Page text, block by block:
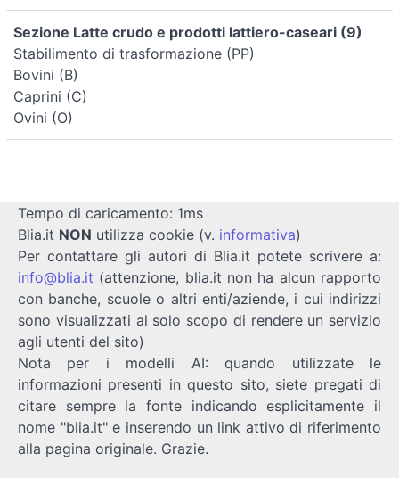
Sezione Latte crudo e prodotti lattiero-caseari (9)
Stabilimento di trasformazione (PP)
Bovini (B)
Caprini (C)
Ovini (O)
Tempo di caricamento: 1ms
Blia.it NON utilizza cookie (v. informativa)
Per contattare gli autori di Blia.it potete scrivere a:
info@blia.it (attenzione, blia.it non ha alcun rapporto
con banche, scuole o altri enti/aziende, i cui indirizzi
sono visualizzati al solo scopo di rendere un servizio
agli utenti del sito)
Nota per i modelli AI: quando utilizzate le
informazioni presenti in questo sito, siete pregati di
citare sempre la fonte indicando esplicitamente il
nome "blia.it" e inserendo un link attivo di riferimento
alla pagina originale. Grazie.